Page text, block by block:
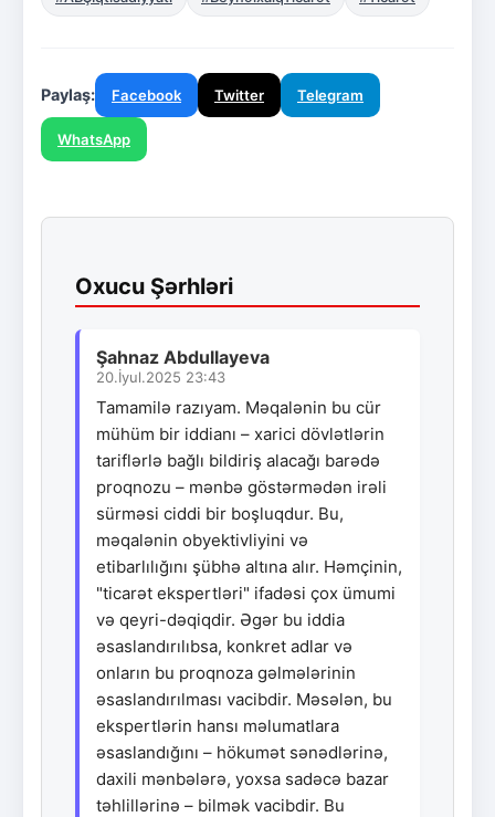
Paylaş: Facebook Twitter Telegram
WhatsApp
Oxucu Şərhləri
Şahnaz Abdullayeva
20.İyul.2025 23:43
Tamamilə razıyam. Məqalənin bu cür
mühüm bir iddianı – xarici dövlətlərin
tariflərlə bağlı bildiriş alacağı barədə
proqnozu – mənbə göstərmədən irəli
sürməsi ciddi bir boşluqdur. Bu,
məqalənin obyektivliyini və
etibarlılığını şübhə altına alır. Həmçinin,
"ticarət ekspertləri" ifadəsi çox ümumi
və qeyri-dəqiqdir. Əgər bu iddia
əsaslandırılıbsa, konkret adlar və
onların bu proqnoza gəlmələrinin
əsaslandırılması vacibdir. Məsələn, bu
ekspertlərin hansı məlumatlara
əsaslandığını – hökumət sənədlərinə,
daxili mənbələrə, yoxsa sadəcə bazar
təhlillərinə – bilmək vacibdir. Bu